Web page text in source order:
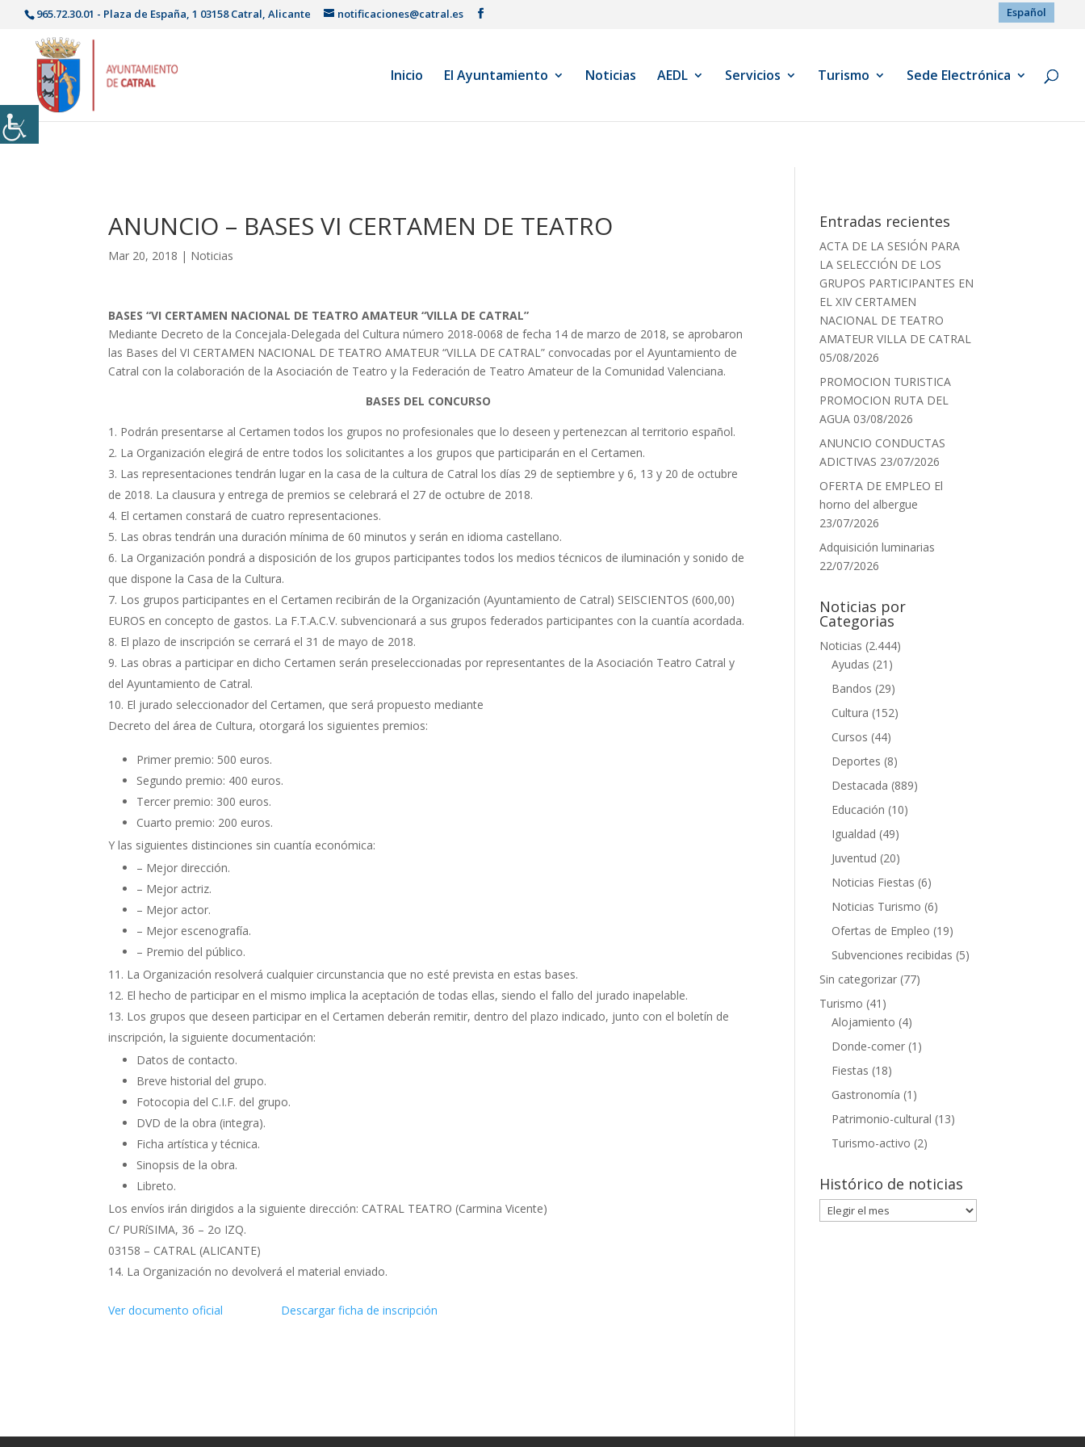
965.72.30.01 - Plaza de España, 1 03158 Catral, Alicante notificaciones@catral.es Español
Inicio El Ayuntamiento Noticias AEDL Servicios Turismo Sede Electrónica
ANUNCIO – BASES VI CERTAMEN DE TEATRO
Mar 20, 2018 | Noticias
BASES “VI CERTAMEN NACIONAL DE TEATRO AMATEUR “VILLA DE CATRAL”
Mediante Decreto de la Concejala-Delegada del Cultura número 2018-0068 de fecha 14 de marzo de 2018, se aprobaron
las Bases del VI CERTAMEN NACIONAL DE TEATRO AMATEUR “VILLA DE CATRAL” convocadas por el Ayuntamiento de
Catral con la colaboración de la Asociación de Teatro y la Federación de Teatro Amateur de la Comunidad Valenciana.
BASES DEL CONCURSO
Podrán presentarse al Certamen todos los grupos no profesionales que lo deseen y pertenezcan al territorio español.
La Organización elegirá de entre todos los solicitantes a los grupos que participarán en el Certamen.
Las representaciones tendrán lugar en la casa de la cultura de Catral los días 29 de septiembre y 6, 13 y 20 de octubre
de 2018. La clausura y entrega de premios se celebrará el 27 de octubre de 2018.
El certamen constará de cuatro representaciones.
Las obras tendrán una duración mínima de 60 minutos y serán en idioma castellano.
La Organización pondrá a disposición de los grupos participantes todos los medios técnicos de iluminación y sonido de
que dispone la Casa de la Cultura.
Los grupos participantes en el Certamen recibirán de la Organización (Ayuntamiento de Catral) SEISCIENTOS (600,00)
EUROS en concepto de gastos. La F.T.A.C.V. subvencionará a sus grupos federados participantes con la cuantía acordada.
El plazo de inscripción se cerrará el 31 de mayo de 2018.
Las obras a participar en dicho Certamen serán preseleccionadas por representantes de la Asociación Teatro Catral y
del Ayuntamiento de Catral.
El jurado seleccionador del Certamen, que será propuesto mediante
Decreto del área de Cultura, otorgará los siguientes premios:
Primer premio: 500 euros.
Segundo premio: 400 euros.
Tercer premio: 300 euros.
Cuarto premio: 200 euros.
Y las siguientes distinciones sin cuantía económica:
– Mejor dirección.
– Mejor actriz.
– Mejor actor.
– Mejor escenografía.
– Premio del público.
La Organización resolverá cualquier circunstancia que no esté prevista en estas bases.
El hecho de participar en el mismo implica la aceptación de todas ellas, siendo el fallo del jurado inapelable.
Los grupos que deseen participar en el Certamen deberán remitir, dentro del plazo indicado, junto con el boletín de
inscripción, la siguiente documentación:
Datos de contacto.
Breve historial del grupo.
Fotocopia del C.I.F. del grupo.
DVD de la obra (integra).
Ficha artística y técnica.
Sinopsis de la obra.
Libreto.
Los envíos irán dirigidos a la siguiente dirección: CATRAL TEATRO (Carmina Vicente)
C/ PURíSIMA, 36 – 2o IZQ.
03158 – CATRAL (ALICANTE)
La Organización no devolverá el material enviado.
Ver documento oficial Descargar ficha de inscripción
Entradas recientes
ACTA DE LA SESIÓN PARA
LA SELECCIÓN DE LOS
GRUPOS PARTICIPANTES EN
EL XIV CERTAMEN
NACIONAL DE TEATRO
AMATEUR VILLA DE CATRAL
05/08/2026
PROMOCION TURISTICA
PROMOCION RUTA DEL
AGUA 03/08/2026
ANUNCIO CONDUCTAS
ADICTIVAS 23/07/2026
OFERTA DE EMPLEO El
horno del albergue
23/07/2026
Adquisición luminarias
22/07/2026
Noticias por
Categorias
Noticias (2.444)
Ayudas (21)
Bandos (29)
Cultura (152)
Cursos (44)
Deportes (8)
Destacada (889)
Educación (10)
Igualdad (49)
Juventud (20)
Noticias Fiestas (6)
Noticias Turismo (6)
Ofertas de Empleo (19)
Subvenciones recibidas (5)
Sin categorizar (77)
Turismo (41)
Alojamiento (4)
Donde-comer (1)
Fiestas (18)
Gastronomía (1)
Patrimonio-cultural (13)
Turismo-activo (2)
Histórico de noticias
Histórico
de